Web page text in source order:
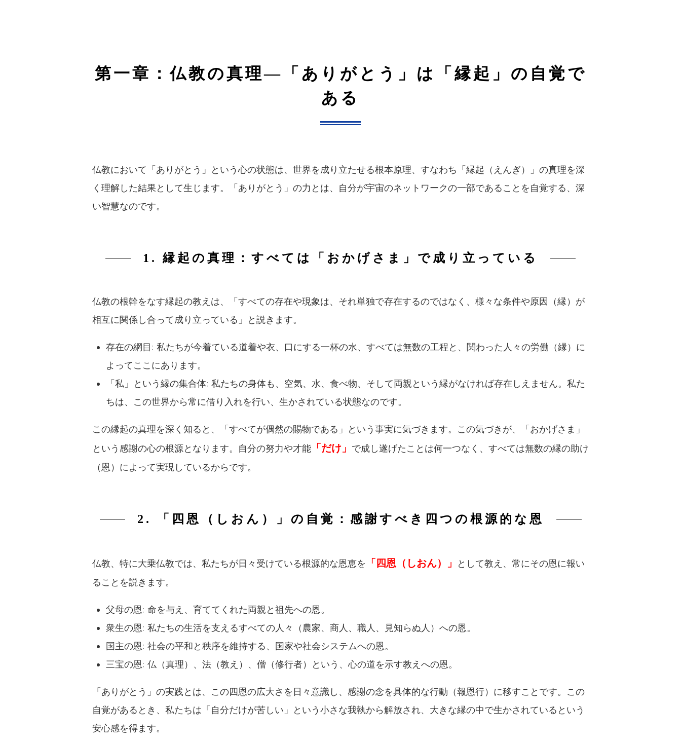
第一章：仏教の真理—「ありがとう」は「縁起」の自覚で
ある
仏教において「ありがとう」という心の状態は、世界を成り立たせる根本原理、すなわち「縁起（えんぎ）」の真理を深
く理解した結果として生じます。「ありがとう」の力とは、自分が宇宙のネットワークの一部であることを自覚する、深
い智慧なのです。
1. 縁起の真理：すべては「おかげさま」で成り立っている
仏教の根幹をなす縁起の教えは、「すべての存在や現象は、それ単独で存在するのではなく、様々な条件や原因（縁）が
相互に関係し合って成り立っている」と説きます。
存在の網目: 私たちが今着ている道着や衣、口にする一杯の水、すべては無数の工程と、関わった人々の労働（縁）に
よってここにあります。
「私」という縁の集合体: 私たちの身体も、空気、水、食べ物、そして両親という縁がなければ存在しえません。私た
ちは、この世界から常に借り入れを行い、生かされている状態なのです。
この縁起の真理を深く知ると、「すべてが偶然の賜物である」という事実に気づきます。この気づきが、「おかげさま」
という感謝の心の根源となります。自分の努力や才能 「だけ」 で成し遂げたことは何一つなく、すべては無数の縁の助け
（恩）によって実現しているからです。
2. 「四恩（しおん）」の自覚：感謝すべき四つの根源的な恩
仏教、特に大乗仏教では、私たちが日々受けている根源的な恩恵を 「四恩（しおん）」
として教え、常にその恩に報い
ることを説きます。
父母の恩: 命を与え、育ててくれた両親と祖先への恩。
衆生の恩: 私たちの生活を支えるすべての人々（農家、商人、職人、見知らぬ人）への恩。
国主の恩: 社会の平和と秩序を維持する、国家や社会システムへの恩。
三宝の恩: 仏（真理）、法（教え）、僧（修行者）という、心の道を示す教えへの恩。
「ありがとう」の実践とは、この四恩の広大さを日々意識し、感謝の念を具体的な行動（報恩行）に移すことです。この
自覚があるとき、私たちは「自分だけが苦しい」という小さな我執から解放され、大きな縁の中で生かされているという
安心感を得ます。